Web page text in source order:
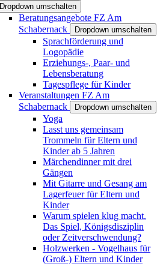
Dropdown umschalten
Beratungsangebote FZ Am
Schabernack
Dropdown umschalten
Sprachförderung und
Logopädie
Erziehungs-, Paar- und
Lebensberatung
Tagespflege für Kinder
Veranstaltungen FZ Am
Schabernack
Dropdown umschalten
Yoga
Lasst uns gemeinsam
Trommeln für Eltern und
Kinder ab 5 Jahren
Märchendinner mit drei
Gängen
Mit Gitarre und Gesang am
Lagerfeuer für Eltern und
Kinder
Warum spielen klug macht.
Das Spiel, Königsdisziplin
oder Zeitverschwendung?
Holzwerken - Vogelhaus für
(Groß-) Eltern und Kinder